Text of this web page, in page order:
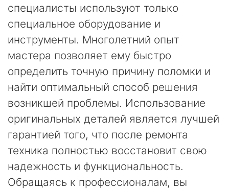
специалисты используют только
специальное оборудование и
инструменты. Многолетний опыт
мастера позволяет ему быстро
определить точную причину поломки и
найти оптимальный способ решения
возникшей проблемы. Использование
оригинальных деталей является лучшей
гарантией того, что после ремонта
техника полностью восстановит свою
надежность и функциональность.
Обращаясь к профессионалам, вы